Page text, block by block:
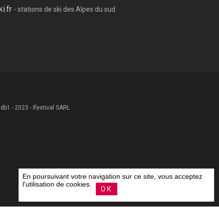
- stations de ski des Alpes du sud
- 2023 - Ifestival SARL
En poursuivant votre navigation sur ce site, vous acceptez
l'utilisation de cookies.
OK